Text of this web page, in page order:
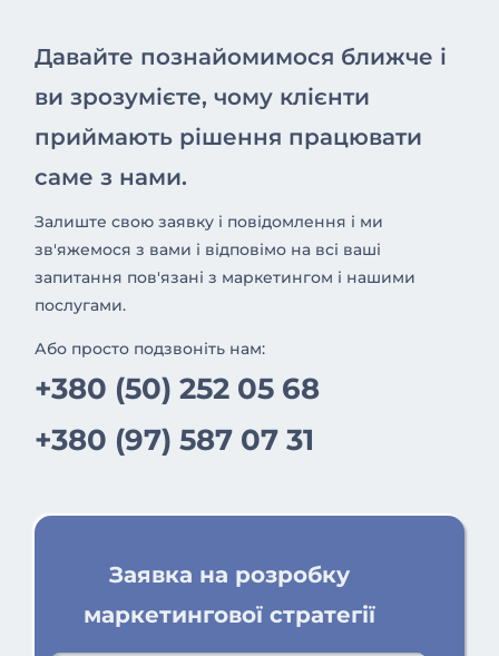
Давайте познайомимося ближче і
ви зрозумієте, чому клієнти
приймають рішення працювати
саме з нами.
Залиште свою заявку і повідомлення і ми
зв'яжемося з вами і відповімо на всі ваші
запитання пов'язані з маркетингом і нашими
послугами.
Або просто подзвоніть нам:
+380 (50) 252 05 68
+380 (97) 587 07 31
Заявка на розробку
маркетингової стратегії